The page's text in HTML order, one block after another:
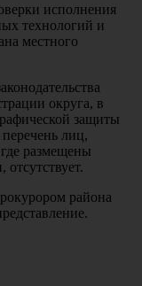
исполнения
технологий и
местного
округа, в
защиты
лиц,
размещены
района